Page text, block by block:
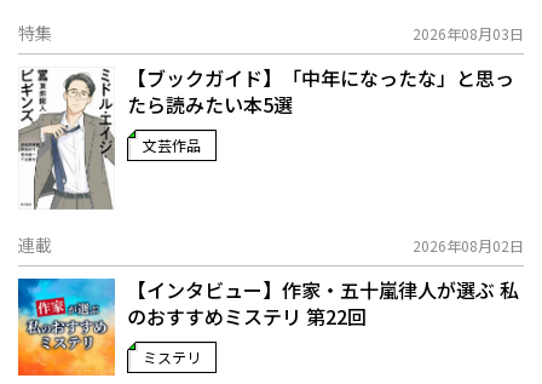
特集 2026年08月03日
【ブックガイド】「中年になったな」と思っ
たら読みたい本5選
文芸作品
連載 2026年08月02日
【インタビュー】作家・五十嵐律人が選ぶ 私
のおすすめミステリ 第22回
ミステリ